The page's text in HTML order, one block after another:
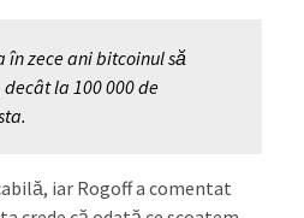
în zece ani bitcoinul să
la 100 000 de
iar Rogoff a comentat